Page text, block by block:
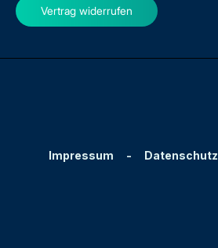
Vertrag widerrufen
Impressum - Datenschutz